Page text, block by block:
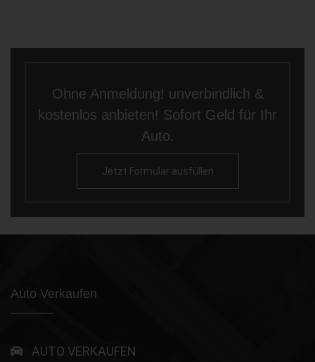
Ohne Anmeldung! unverbindlich &
kostenlos anbieten! Sofort Geld für Ihr
Auto.
Jetzt Formular ausfüllen
Auto Verkaufen
AUTO VERKAUFEN